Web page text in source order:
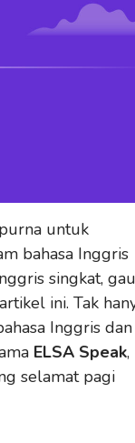
untuk
bahasa Inggris
singkat,
ini. Tak
Inggris dan
ELSA Speak,
selamat pagi